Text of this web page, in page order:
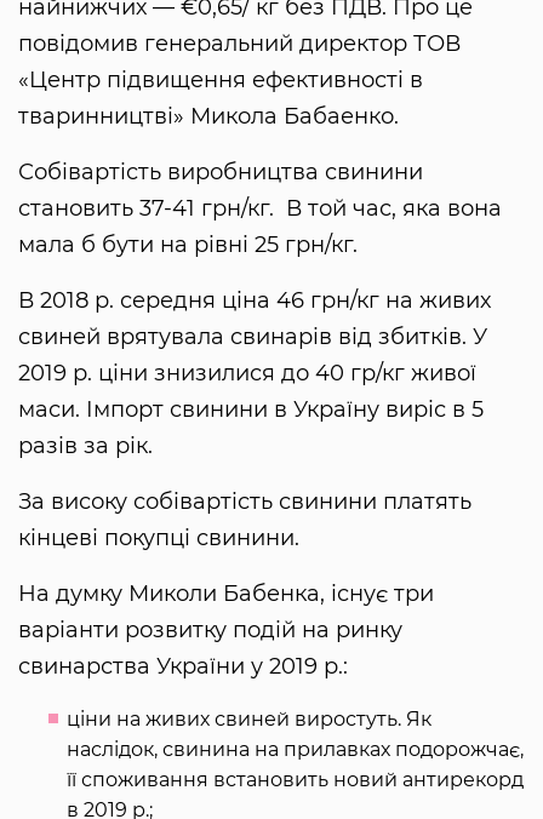
найнижчих — €0,65/ кг без ПДВ. Про це
повідомив генеральний директор ТОВ
«Центр підвищення ефективності в
тваринництві» Микола Бабаенко.
Собівартість виробництва свинини
становить 37-41 грн/кг. В той час, яка вона
мала б бути на рівні 25 грн/кг.
В 2018 р. середня ціна 46 грн/кг на живих
свиней врятувала свинарів від збитків. У
2019 р. ціни знизилися до 40 гр/кг живої
маси. Імпорт свинини в Україну виріс в 5
разів за рік.
За високу собівартість свинини платять
кінцеві покупці свинини.
На думку Миколи Бабенка, існує три
варіанти розвитку подій на ринку
свинарства України у 2019 р.:
ціни на живих свиней виростуть. Як
наслідок, свинина на прилавках подорожчає,
її споживання встановить новий антирекорд
в 2019 р.;